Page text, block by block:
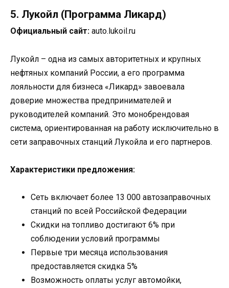
5. Лукойл (Программа Ликард)
Официальный сайт: auto.lukoil.ru
Лукойл – одна из самых авторитетных и крупных
нефтяных компаний России, а его программа
лояльности для бизнеса «Ликард» завоевала
доверие множества предпринимателей и
руководителей компаний. Это монобрендовая
система, ориентированная на работу исключительно в
сети заправочных станций Лукойла и его партнеров.
Характеристики предложения:
Сеть включает более 13 000 автозаправочных
станций по всей Российской Федерации
Скидки на топливо достигают 6% при
соблюдении условий программы
Первые три месяца использования
предоставляется скидка 5%
Возможность оплаты услуг автомойки,